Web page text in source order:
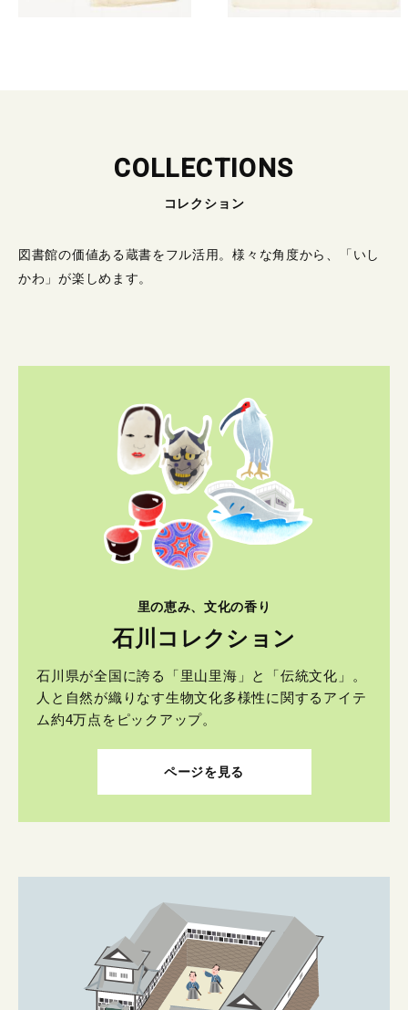
COLLECTIONS
コレクション
図書館の価値ある蔵書をフル活用。様々な角度から、「いし
かわ」が楽しめます。
里の恵み、文化の香り
石川コレクション
石川県が全国に誇る「里山里海」と「伝統文化」。
人と自然が織りなす生物文化多様性に関するアイテ
ム約4万点をピックアップ。
ページを見る